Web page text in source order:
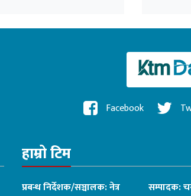
Facebook
हाम्रो टिम
प्रबन्ध निर्देशक/सञ्चालक: नेत्र
सम्पादक: